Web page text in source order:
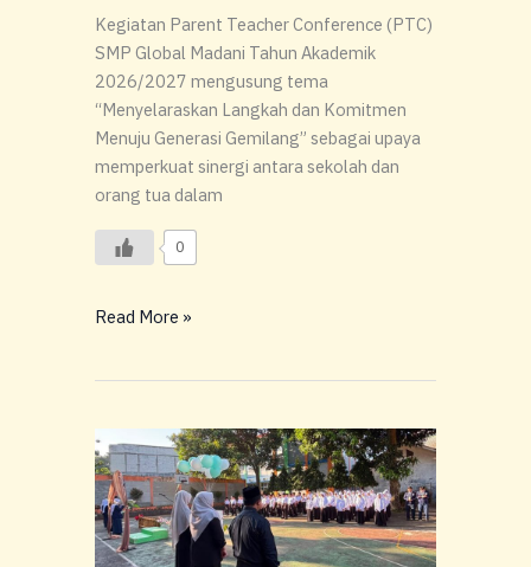
Kegiatan Parent Teacher Conference (PTC)
SMP Global Madani Tahun Akademik
2026/2027 mengusung tema
“Menyelaraskan Langkah dan Komitmen
Menuju Generasi Gemilang” sebagai upaya
memperkuat sinergi antara sekolah dan
orang tua dalam
0
Read More »
Begin
the
Story,
Build
the